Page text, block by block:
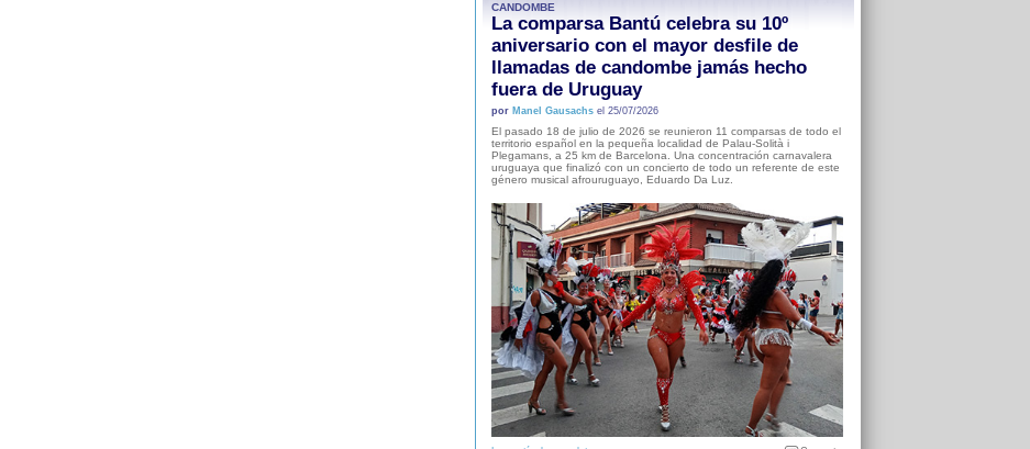
CANDOMBE
La comparsa Bantú celebra su 10º
aniversario con el mayor desfile de
llamadas de candombe jamás hecho
fuera de Uruguay
por Manel Gausachsel 25/07/2026
El pasado 18 de julio de 2026 se reunieron 11 comparsas de todo el
territorio español en la pequeña localidad de Palau-Solità i
Plegamans, a 25 km de Barcelona. Una concentración carnavalera
uruguaya que finalizó con un concierto de todo un referente de este
género musical afrouruguayo, Eduardo Da Luz.